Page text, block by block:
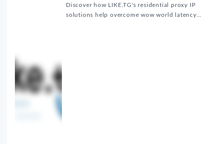
Global Marketing
Discover how LIKE.TG's residential proxy IP
solutions help overcome wow world latency